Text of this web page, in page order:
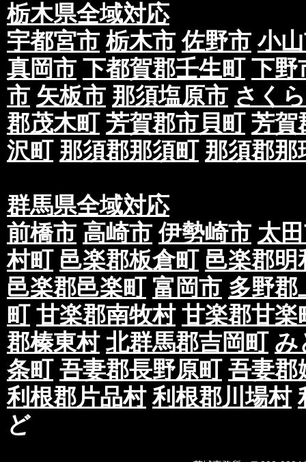
栃木県全域対応
宇都宮市 栃木市 佐野市 小
真岡市 下都賀郡壬生町 下野
市 矢板市 那須塩原市 さく
郡茂木町 芳賀郡市貝町 芳賀
沢町 那須郡那須町 那須郡那
群馬県全域対応
前橋市 高崎市 伊勢崎市 太
村町 邑楽郡板倉町 邑楽郡明
邑楽郡邑楽町 富岡市 多野郡
町 甘楽郡南牧村 甘楽郡甘楽
郡榛東村 北群馬郡吉岡町 み
条町 吾妻郡長野原町 吾妻郡
利根郡片品村 利根郡川場村
ど